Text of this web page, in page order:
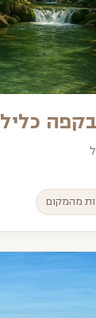
כליל
מהמקום